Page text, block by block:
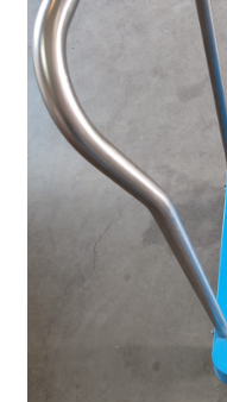
Impressum
Geschäftsbedingungen